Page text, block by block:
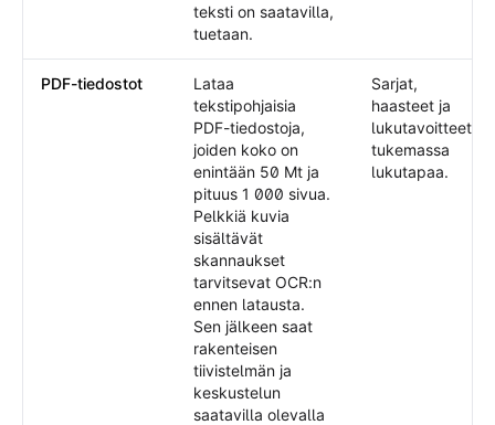
teksti on saatavilla,
tuetaan.
PDF-tiedostot
Lataa
tekstipohjaisia
PDF-tiedostoja,
joiden koko on
enintään 50 Mt ja
pituus 1 000 sivua.
Pelkkiä kuvia
sisältävät
skannaukset
tarvitsevat OCR:n
ennen latausta.
Sen jälkeen saat
rakenteisen
tiivistelmän ja
keskustelun
saatavilla olevalla
Sarjat,
haasteet ja
lukutavoitteet
tukemassa
lukutapaa.